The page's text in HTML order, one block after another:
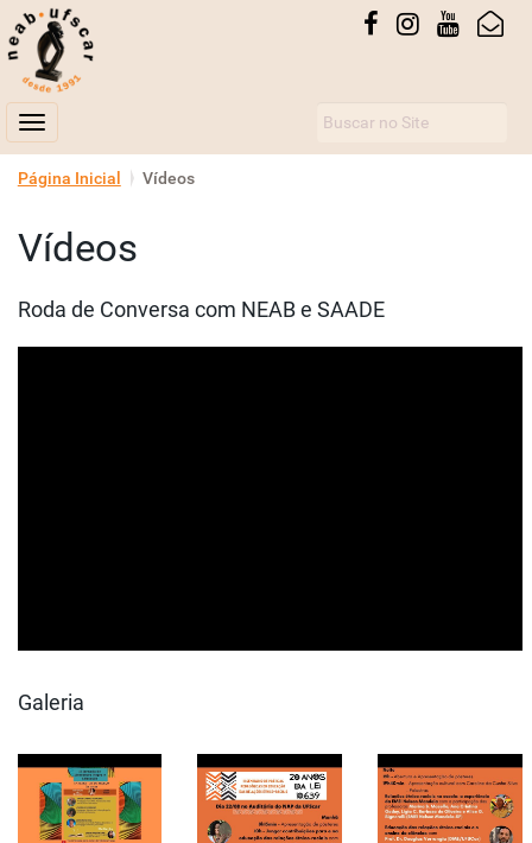
Busca
Toggle navigation
Página Inicial Vídeos
Vídeos
Roda de Conversa com NEAB e SAADE
Galeria